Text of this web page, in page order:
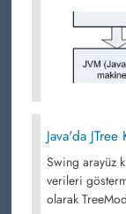
Java'da JTree
Swing arayüz
verileri
olarak